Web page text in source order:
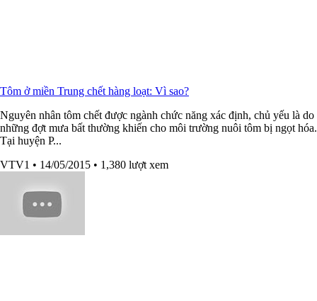
Tôm ở miền Trung chết hàng loạt: Vì sao?
Nguyên nhân tôm chết được ngành chức năng xác định, chủ yếu là do
những đợt mưa bất thường khiến cho môi trường nuôi tôm bị ngọt hóa.
Tại huyện P...
VTV1 • 14/05/2015 • 1,380 lượt xem